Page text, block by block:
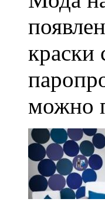
краски
можно